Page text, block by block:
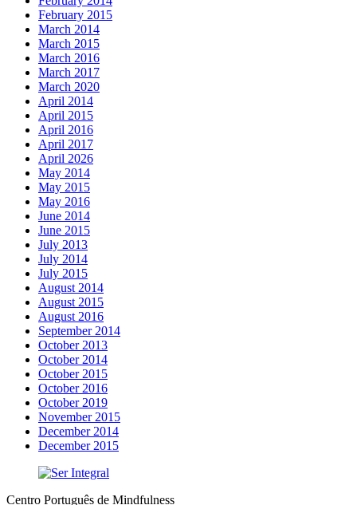
February 2015
March 2014
March 2015
March 2016
March 2017
March 2020
April 2014
April 2015
April 2016
April 2017
April 2026
May 2014
May 2015
May 2016
June 2014
June 2015
July 2013
July 2014
July 2015
August 2014
August 2015
August 2016
September 2014
October 2013
October 2014
October 2015
October 2016
October 2019
November 2015
December 2014
December 2015
Centro Português de Mindfulness